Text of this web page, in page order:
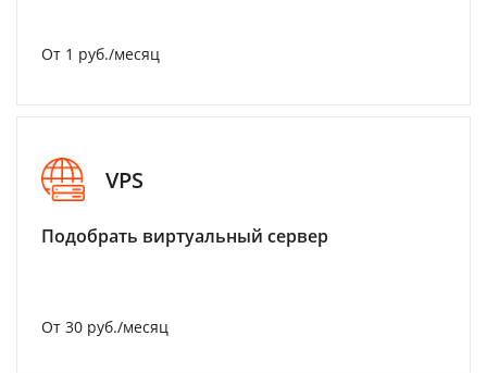
От 1 руб./месяц
VPS
Подобрать виртуальный сервер
От 30 руб./месяц